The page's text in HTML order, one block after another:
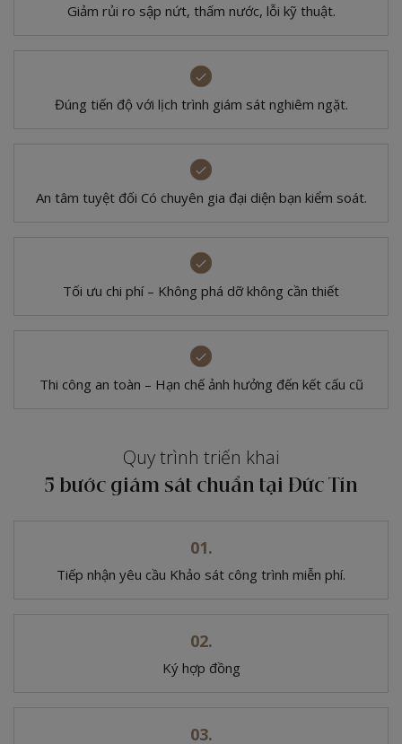
Giảm rủi ro sập nứt, thấm nước, lỗi kỹ thuật.
Đúng tiến độ với lịch trình giám sát nghiêm ngặt.
An tâm tuyệt đối Có chuyên gia đại diện bạn kiểm soát.
Tối ưu chi phí – Không phá dỡ không cần thiết
Thi công an toàn – Hạn chế ảnh hưởng đến kết cấu cũ
Quy trình triến khai
5 bước giám sát chuẩn tại Đức Tín
Tiếp nhận yêu cầu Khảo sát công trình miễn phí.
Ký hợp đồng